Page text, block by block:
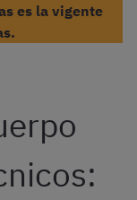
es la vigente